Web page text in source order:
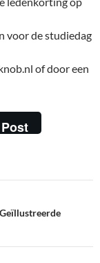
voor de studiedag
of door een
Post